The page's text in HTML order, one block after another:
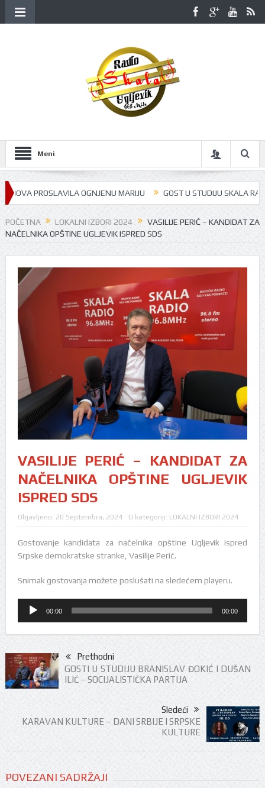
Meni
PROSLAVILA OGNJENU MARIJU GOST U STUDIJU SKALA RADIJA
POČETNA LOKALNI IZBORI 2024
VASILIJE PERIĆ – KANDIDAT ZA
NAČELNIKA OPŠTINE UGLJEVIK ISPRED SDS
VASILIJE PERIĆ – KANDIDAT ZA
NAČELNIKA OPŠTINE UGLJEVIK
ISPRED SDS
Objavljeno: 20 Septembra, 2024 U kategoriji: LOKALNI IZBORI 2024
Gostovanje kandidata za načelnika opštine Ugljevik ispred
Srpske demokratske stranke, Vasilije Perić.
Snimak gostovanja možete poslušati na sledećem playeru.
Audio
Player
00:00 00:00
Prethodni
GOSTI U STUDIJU BRANISLAV ĐOKIĆ I DUŠAN
ILIĆ – SOCIJALISTIČKA PARTIJA
Sledeći
KARAVAN KULTURE – DANI SRBIJE I SRPSKE
KULTURE
POVEZANI SADRŽAJI